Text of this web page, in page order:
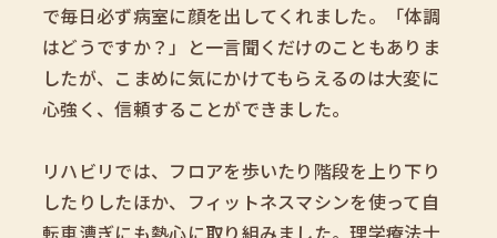
で毎日必ず病室に顔を出してくれました。「体調
はどうですか？」と一言聞くだけのこともありま
したが、こまめに気にかけてもらえるのは大変に
心強く、信頼することができました。
リハビリでは、フロアを歩いたり階段を上り下り
したりしたほか、フィットネスマシンを使って自